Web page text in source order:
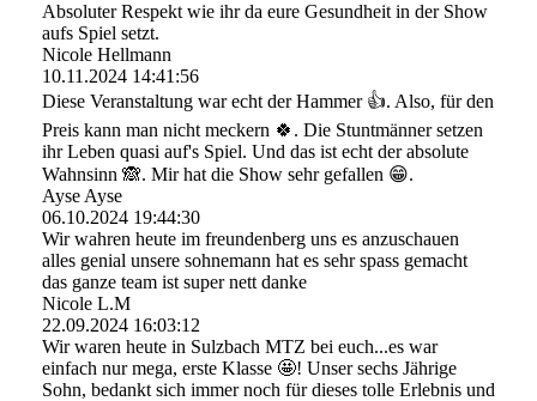
Absoluter Respekt wie ihr da eure Gesundheit in der Show
aufs Spiel setzt.
Nicole Hellmann
10.11.2024 14:41:56
Diese Veranstaltung war echt der Hammer 👍. Also, für den
Preis kann man nicht meckern 🍀. Die Stuntmänner setzen
ihr Leben quasi auf's Spiel. Und das ist echt der absolute
Wahnsinn 🙈. Mir hat die Show sehr gefallen 😁.
Ayse Ayse
06.10.2024 19:44:30
Wir wahren heute im freundenberg uns es anzuschauen
alles genial unsere sohnemann hat es sehr spass gemacht
das ganze team ist super nett danke
Nicole L.M
22.09.2024 16:03:12
Wir waren heute in Sulzbach MTZ bei euch...es war
einfach nur mega, erste Klasse 🤩! Unser sechs Jährige
Sohn, bedankt sich immer noch für dieses tolle Erlebnis und